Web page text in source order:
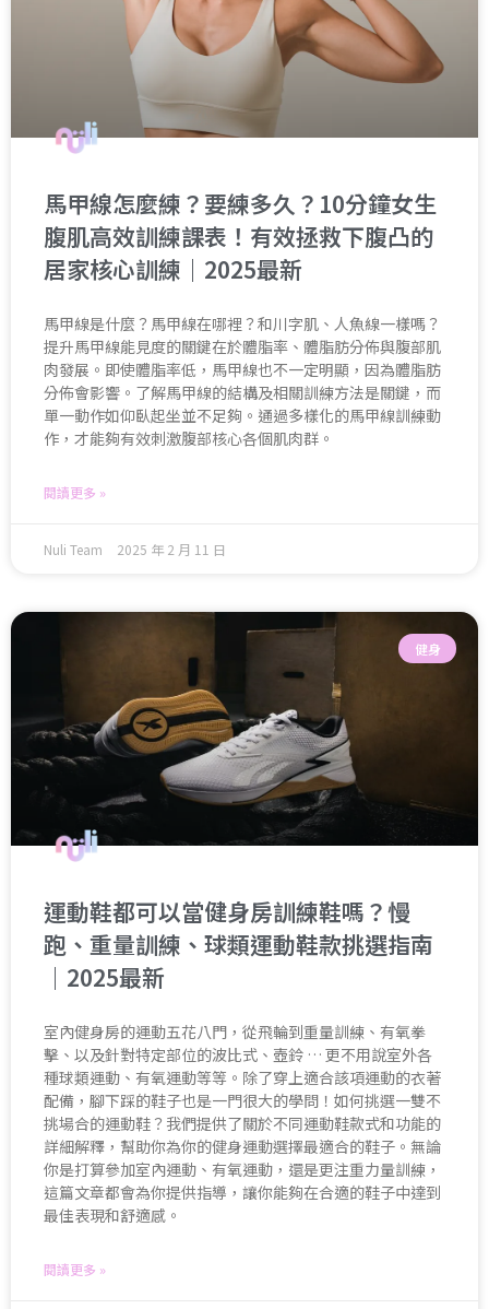
馬甲線怎麼練？要練多久？10分鐘女生
腹肌高效訓練課表！有效拯救下腹凸的
居家核心訓練｜2025最新
馬甲線是什麼？馬甲線在哪裡？和川字肌、人魚線一樣嗎？
提升馬甲線能見度的關鍵在於體脂率、體脂肪分佈與腹部肌
肉發展。即使體脂率低，馬甲線也不一定明顯，因為體脂肪
分佈會影響。了解馬甲線的結構及相關訓練方法是關鍵，而
單一動作如仰臥起坐並不足夠。通過多樣化的馬甲線訓練動
作，才能夠有效刺激腹部核心各個肌肉群。
閱讀更多 »
Nuli Team 2025 年 2 月 11 日
健身
運動鞋都可以當健身房訓練鞋嗎？慢
跑、重量訓練、球類運動鞋款挑選指南
｜2025最新
室內健身房的運動五花八門，從飛輪到重量訓練、有氧拳
擊、以及針對特定部位的波比式、壺鈴 … 更不用說室外各
種球類運動、有氧運動等等。除了穿上適合該項運動的衣著
配備，腳下踩的鞋子也是一門很大的學問！如何挑選一雙不
挑場合的運動鞋？我們提供了關於不同運動鞋款式和功能的
詳細解釋，幫助你為你的健身運動選擇最適合的鞋子。無論
你是打算參加室內運動、有氧運動，還是更注重力量訓練，
這篇文章都會為你提供指導，讓你能夠在合適的鞋子中達到
最佳表現和舒適感。
閱讀更多 »